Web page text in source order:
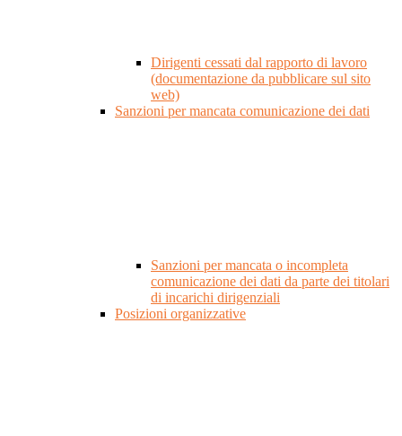
Dirigenti cessati dal rapporto di lavoro
(documentazione da pubblicare sul sito
web)
Sanzioni per mancata comunicazione dei dati
Sanzioni per mancata o incompleta
comunicazione dei dati da parte dei titolari
di incarichi dirigenziali
Posizioni organizzative